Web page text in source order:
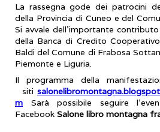
La rassegna gode dei patrocini
della Provincia di Cuneo e del
Si avvale dell’importante
della Banca di Credito
Baldi del Comune di Frabosa
Piemonte e Liguria.
Il programma della
siti
m Sarà possibile seguire
Facebook Salone libro montagna